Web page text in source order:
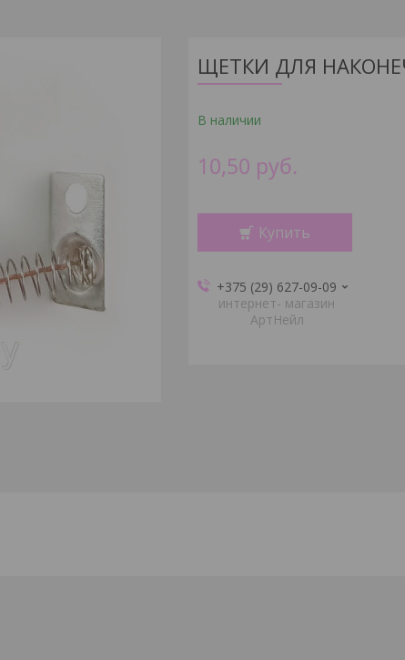
ЩЕТКИ ДЛЯ
В наличии
10,50 руб.
Купить
+375 (29) 627-09-09
интернет- магазин
АртНейл